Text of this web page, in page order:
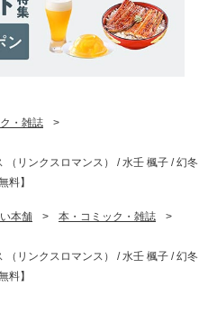
・雑誌
>
（リンクスロマンス） / 水壬 楓子 / 幻冬
料】
本舗 > 本・コミック・雑誌
>
（リンクスロマンス） / 水壬 楓子 / 幻冬
料】